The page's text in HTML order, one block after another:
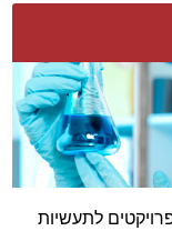
לתעשיות